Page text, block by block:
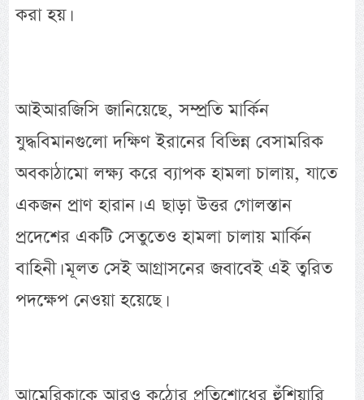
করা হয়।
আইআরজিসি জানিয়েছে, সম্প্রতি মার্কিন
যুদ্ধবিমানগুলো দক্ষিণ ইরানের বিভিন্ন বেসামরিক
অবকাঠামো লক্ষ্য করে ব্যাপক হামলা চালায়, যাতে
একজন প্রাণ হারান। এ ছাড়া উত্তর গোলস্তান
প্রদেশের একটি সেতুতেও হামলা চালায় মার্কিন
বাহিনী। মূলত সেই আগ্রাসনের জবাবেই এই ত্বরিত
পদক্ষেপ নেওয়া হয়েছে।